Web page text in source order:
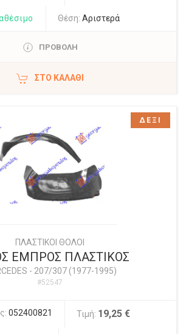
Θέση: Αριστερά
ΠΡΟΒΟΛΗ
ΣΤΟ ΚΑΛΆΘΙ
ΠΛΑΣΤΙΚΟΙ ΘΟΛΟΙ
ΕΜΠΡΟΣ ΠΛΑΣΤΙΚΟΣ
- 207/307 (1977-1995)
#52547
052400821 Τιμή: 19,25 €
ΔΕΞΙ